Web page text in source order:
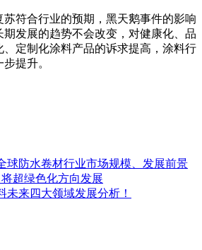
苏符合行业的预期，黑天鹅事件的影响
发展的趋势不会改变，对健康化、品
、定制化涂料产品的诉求提高，涂料行
提升。
球防水卷材行业市场规模、发展前景
超绿色化方向发展
未来四大领域发展分析！